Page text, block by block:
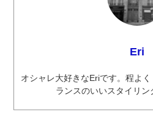
Eri
オシャレ大好きなEriです。程よ
ランスのいいスタイリン